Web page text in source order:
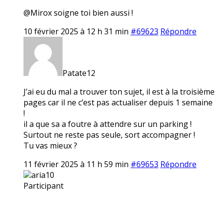
@Mirox soigne toi bien aussi !
10 février 2025 à 12 h 31 min #69623 Répondre
Patate12
J’ai eu du mal a trouver ton sujet, il est à la troisième
pages car il ne c’est pas actualiser depuis 1 semaine
!
il a que sa a foutre à attendre sur un parking !
Surtout ne reste pas seule, sort accompagner !
Tu vas mieux ?
11 février 2025 à 11 h 59 min #69653 Répondre
aria10
Participant